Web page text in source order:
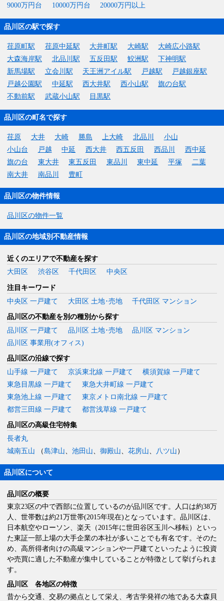
9000万円台
10000万円台 20000万円以上
品川区の駅で探す
荏原町駅 荏原中延駅 大井町駅 大崎駅
大崎広小路駅
大森海岸駅
北品川駅 五反田駅 鮫洲駅
下神明駅
新馬場駅
立会川駅 天王洲アイル駅 戸越駅
戸越銀座駅
戸越公園駅
中延駅 西大井駅 西小山駅
旗の台駅
不動前駅
武蔵小山駅 目黒駅
品川区の町名で探す
荏原 大井 大崎 勝島 上大崎 北品川
小山
小山台
戸越 中延 西大井 西五反田 西品川
西中延
旗の台
東大井 東五反田 東品川 東中延 平塚
二葉
南大井
南品川 豊町
品川区の物件情報
品川区の物件一覧
品川区の地域別不動産情報
近くのエリアで不動産を探す
大田区
渋谷区 千代田区 中央区
注目キーワード
中央区 一戸建て
大田区 土地･売地 千代田区 マンション
品川区の不動産を別の種別から探す
品川区 一戸建て
品川区 土地･売地
品川区 マンション
品川区 事業用(オフィス)
品川区の沿線で探す
山手線 一戸建て
京浜東北線 一戸建て
横須賀線 一戸建て
東急目黒線 一戸建て
東急大井町線 一戸建て
東急池上線 一戸建て
東京メトロ南北線 一戸建て
都営三田線 一戸建て
都営浅草線 一戸建て
品川区の高級住宅特集
長者丸
城南五山 （島津山、 池田山、 御殿山、 花房山、 八ツ山 ）
品川区について
品川区の概要
東京23区の中で西部に位置しているのが品川区です。人口は約38万
人、世帯数は約21万世帯(2015年現在)となっています。品川区は、
日本航空やローソン、楽天（2015年に世田谷区玉川へ移転）といっ
た東証一部上場の大手企業の本社が多いことでも有名です。そのた
め、高所得者向けの高級マンションや一戸建てといったように投資
や売買に適した不動産が集中していることが特徴として挙げられま
す。
品川区 各地区の特徴
昔から交通、交易の拠点として栄え、考古学発祥の地である大森貝